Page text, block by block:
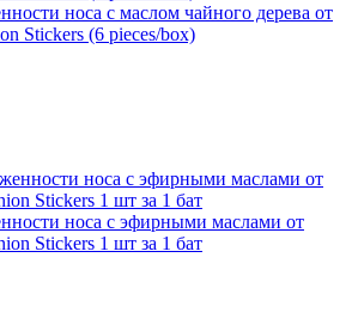
носа с маслом чайного дерева от
Stickers (6 pieces/box)
носа с эфирными маслами от
Stickers 1 шт за 1 бат